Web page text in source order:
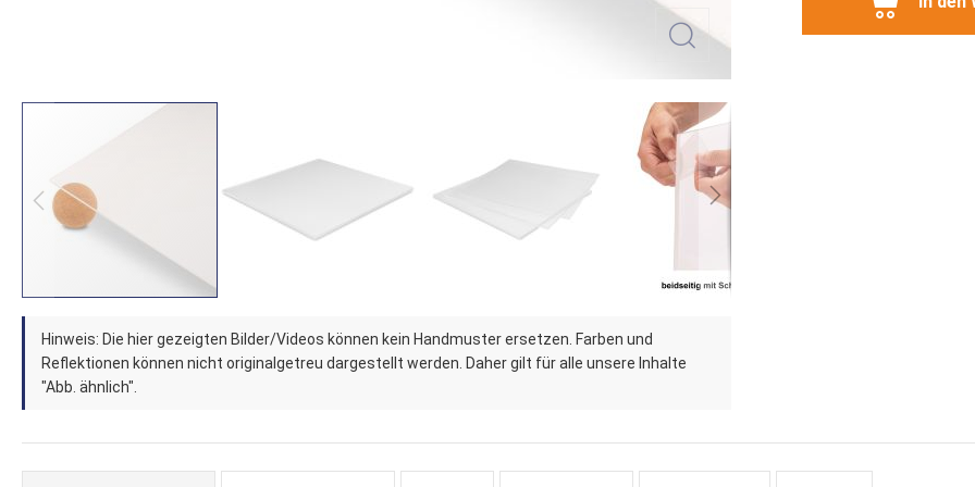
Zum
Anfang
der
Bildergalerie
springen
Hinweis: Die hier gezeigten Bilder/Videos können kein Handmuster ersetzen. Farben und
Reflektionen können nicht originalgetreu dargestellt werden. Daher gilt für alle unsere Inhalte
"Abb. ähnlich".